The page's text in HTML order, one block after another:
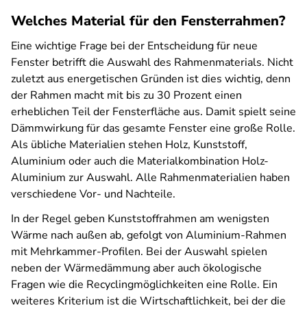
Welches Material für den Fensterrahmen?
Eine wichtige Frage bei der Entscheidung für neue
Fenster betrifft die Auswahl des Rahmenmaterials. Nicht
zuletzt aus energetischen Gründen ist dies wichtig, denn
der Rahmen macht mit bis zu 30 Prozent einen
erheblichen Teil der Fensterfläche aus. Damit spielt seine
Dämmwirkung für das gesamte Fenster eine große Rolle.
Als übliche Materialien stehen Holz, Kunststoff,
Aluminium oder auch die Materialkombination Holz-
Aluminium zur Auswahl. Alle Rahmenmaterialien haben
verschiedene Vor- und Nachteile.
In der Regel geben Kunststoffrahmen am wenigsten
Wärme nach außen ab, gefolgt von Aluminium-Rahmen
mit Mehrkammer-Profilen. Bei der Auswahl spielen
neben der Wärmedämmung aber auch ökologische
Fragen wie die Recyclingmöglichkeiten eine Rolle. Ein
weiteres Kriterium ist die Wirtschaftlichkeit, bei der die